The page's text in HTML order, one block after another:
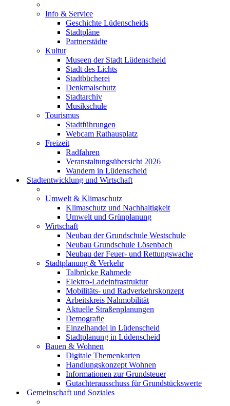
Info & Service
Geschichte Lüdenscheids
Stadtpläne
Partnerstädte
Kultur
Museen der Stadt Lüdenscheid
Stadt des Lichts
Stadtbücherei
Denkmalschutz
Stadtarchiv
Musikschule
Tourismus
Stadtführungen
Webcam Rathausplatz
Freizeit
Radfahren
Veranstaltungsübersicht 2026
Wandern in Lüdenscheid
Stadtentwicklung und Wirtschaft
Umwelt & Klimaschutz
Klimaschutz und Nachhaltigkeit
Umwelt und Grünplanung
Wirtschaft
Neubau der Grundschule Westschule
Neubau Grundschule Lösenbach
Neubau der Feuer- und Rettungswache
Stadtplanung & Verkehr
Talbrücke Rahmede
Elektro-Ladeinfrastruktur
Mobilitäts- und Radverkehrskonzept
Arbeitskreis Nahmobilität
Aktuelle Straßenplanungen
Demografie
Einzelhandel in Lüdenscheid
Stadtplanung in Lüdenscheid
Bauen & Wohnen
Digitale Themenkarten
Handlungskonzept Wohnen
Informationen zur Grundsteuer
Gutachterausschuss für Grundstückswerte
Gemeinschaft und Soziales